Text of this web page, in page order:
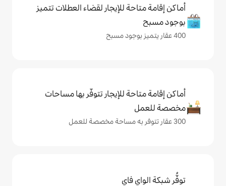
للإيجار لقضاء العطلات تتميز
للإيجار تتوفّر بها مساحات